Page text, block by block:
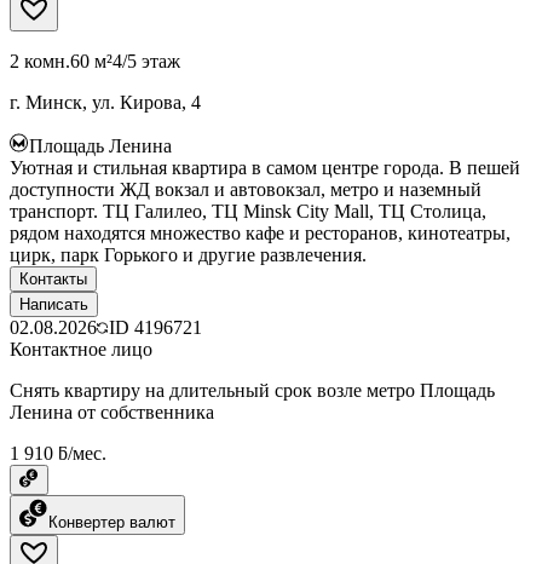
2 комн.60 м²4/5 этаж
г. Минск, ул. Кирова, 4
Площадь Ленина
Уютная и стильная квартира в самом центре города. В пешей
доступности ЖД вокзал и автовокзал, метро и наземный
транспорт. ТЦ Галилео, ТЦ Minsk City Mall, ТЦ Столица,
рядом находятся множество кафе и ресторанов, кинотеатры,
цирк, парк Горького и другие развлечения.
Контакты
Написать
02.08.2026 ID 4196721
Контактное лицо
Снять квартиру на длительный срок возле метро Площадь
Ленина от собственника
1 910 ƃ/мес.
Конвертер валют